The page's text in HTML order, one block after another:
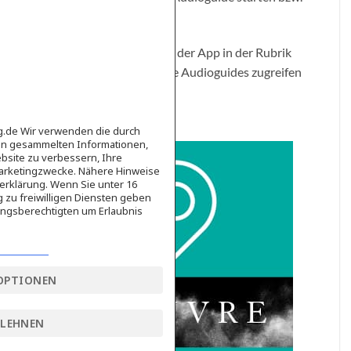
Auch über das Hauptmenü der App in der Rubrik
können Sie auf die Audioguides zugreifen
Wir verwenden die durch
gesammelten Informationen,
zu verbessern, Ihre
Nähere Hinweise
Wenn Sie unter 16
zu freiwilligen Diensten geben
um Erlaubnis